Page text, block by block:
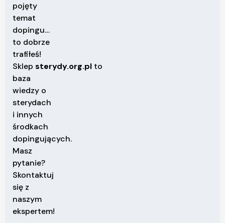
pojęty
temat
dopingu…
to dobrze
trafiłeś!
Sklep sterydy.org.pl to
baza
wiedzy o
sterydach
i innych
środkach
dopingujących.
Masz
pytanie?
Skontaktuj
się z
naszym
ekspertem!